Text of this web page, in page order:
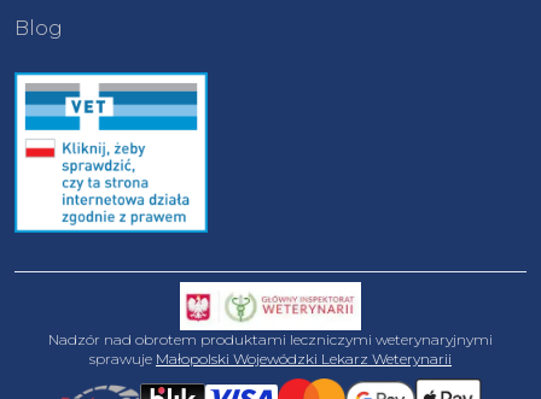
Blog
Nadzór nad obrotem produktami leczniczymi weterynaryjnymi
sprawuje Małopolski Wojewódzki Lekarz Weterynarii